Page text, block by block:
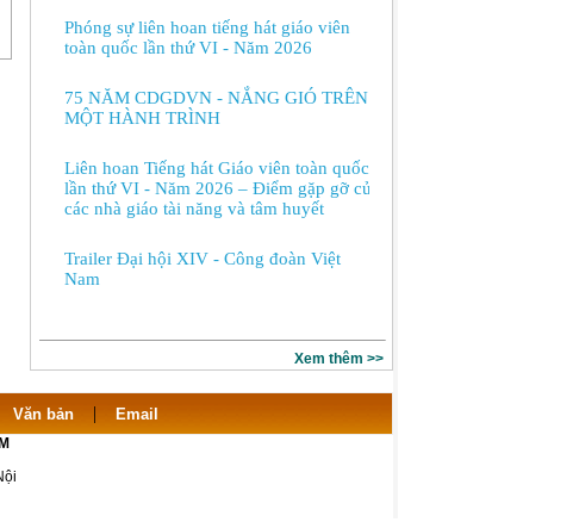
Phóng sự liên hoan tiếng hát giáo viên
toàn quốc lần thứ VI - Năm 2026
75 NĂM CDGDVN - NẮNG GIÓ TRÊN
MỘT HÀNH TRÌNH
Liên hoan Tiếng hát Giáo viên toàn quốc
lần thứ VI - Năm 2026 – Điểm gặp gỡ của
các nhà giáo tài năng và tâm huyết
Trailer Đại hội XIV - Công đoàn Việt
Nam
Xem thêm >>
Văn bản | Email